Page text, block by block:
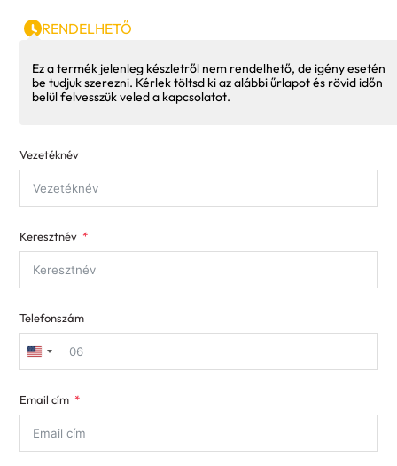
142
900 Ft
RENDELHETŐ
Ez a termék jelenleg készletről nem rendelhető, de igény esetén
be tudjuk szerezni. Kérlek töltsd ki az alábbi űrlapot és rövid időn
belül felvesszük veled a kapcsolatot.
Vezetéknév
Keresztnév
Telefonszám
United
+1
Email cím